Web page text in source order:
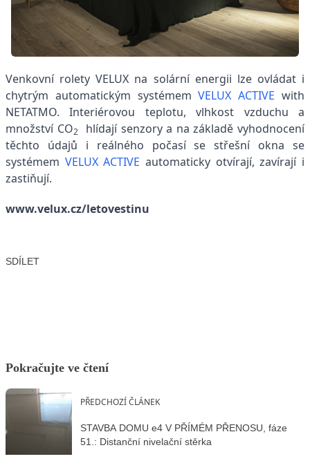
Venkovní rolety VELUX na solární energii lze ovládat i
chytrým automatickým systémemVELUX ACTIVE with
NETATMO. Interiérovou teplotu, vlhkost vzduchu a
množství CO2
hlídají senzory a na základě vyhodnocení
těchto údajů i reálného počasí se střešní okna se
systémem VELUX ACTIVE automaticky otvírají, zavírají i
zastiňují.
www.velux.cz/letovestinu
SDÍLET
Pokračujte ve čtení
PŘEDCHOZÍ ČLÁNEK
STAVBA DOMU e4 V PŘÍMÉM PŘENOSU, fáze
51.: Distanční nivelační stěrka